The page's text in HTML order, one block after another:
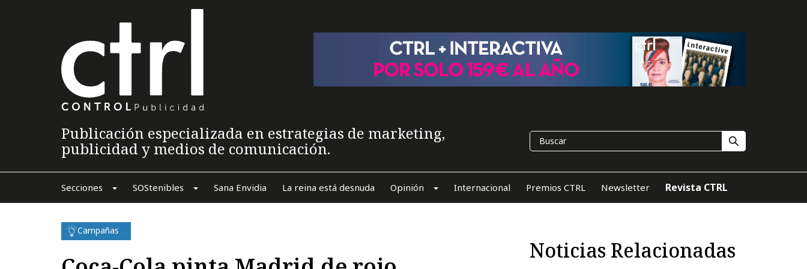
Publicación especializada en estrategias de marketing,
publicidad y medios de comunicación.
Secciones SOStenibles Sana Envidia La reina está desnuda Opinión Internacional Premios CTRL Newsletter Revista CTRL
Campañas
Noticias Relacionadas